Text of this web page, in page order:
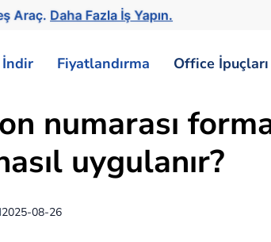
Araç.Daha Fazla İş Yapın.
İndir Fiyatlandırma Office
numarası
uygulanır?
2025-08-26